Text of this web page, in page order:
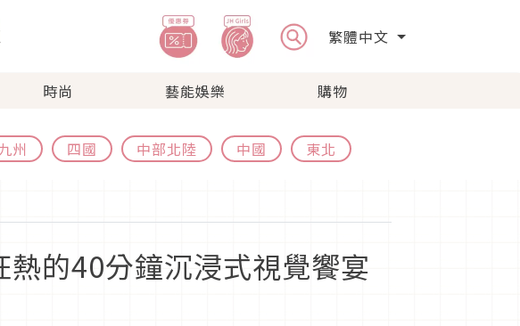
繁體中文
時尚 藝能娛樂 購物
州 四國 中部北陸 中國 東北
的40分鐘沉浸式視覺饗宴